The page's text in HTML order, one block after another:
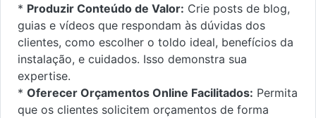
* Produzir Conteúdo de Valor: Crie posts de blog,
guias e vídeos que respondam às dúvidas dos
clientes, como escolher o toldo ideal, benefícios da
instalação, e cuidados. Isso demonstra sua
expertise.
* Oferecer Orçamentos Online Facilitados: Permita
que os clientes solicitem orçamentos de forma